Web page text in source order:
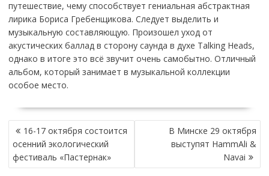
путешествие, чему способствует гениальная абстрактная
лирика Бориса Гребенщикова. Следует выделить и
музыкальную составляющую. Произошел уход от
акустических баллад в сторону саунда в духе Talking Heads,
однако в итоге это всё звучит очень самобытно. Отличный
альбом, который занимает в музыкальной коллекции
особое место.
НАВИГАЦИЯ
ПО
ЗАПИСЯМ
16-17 октября состоится
осенний экологический
фестиваль «Пастернак»
В Минске 29 октября
выступят HammAli &
Navai